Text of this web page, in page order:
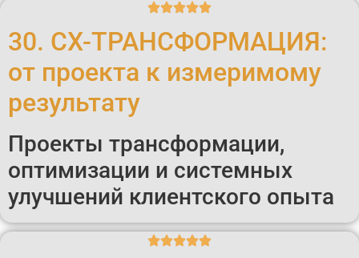
30. CX-ТРАНСФОРМАЦИЯ:
от проекта к измеримому
результату
Проекты трансформации,
оптимизации и системных
улучшений клиентского опыта